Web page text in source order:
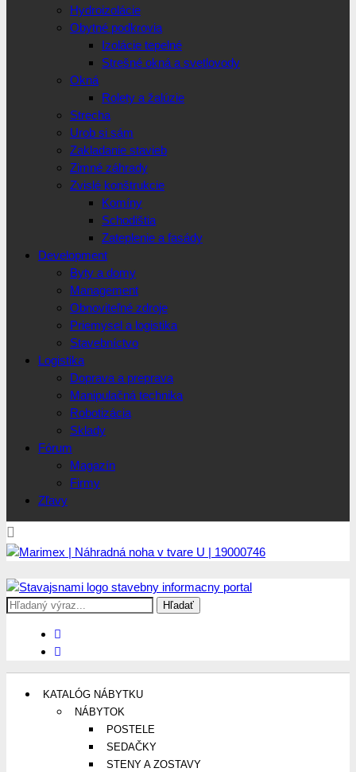
Hydroizolácie
Obytné podkrovia
Izolácie tepelné
Strešné okná a svetlovody
Okná
Rolety a žalúzie
Strecha
Urob si sám
Zakladanie stavieb
Zimné záhrady
Zvislé konštrukcie
Komíny
Schodištia
Zateplenie a fasády
Development
Byty a domy
Management
Obnoviteľné zdroje
Priemysel a logistika
Stavebníctvo
Logistika
Doprava a preprava
Manipulačná technika
Robotizácia
Sklady
Fórum
Magazín
Firmy
Zľavy
Stavajsnami.sk
Stavebníctvo, stavby, byty, domy a všetko o nich
Search
KATALÓG NÁBYTKU
NÁBYTOK
POSTELE
SEDAČKY
STENY A ZOSTAVY